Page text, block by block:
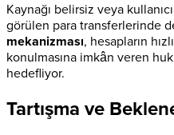
Kaynağı belirsiz veya
görülen para transferlerinde
mekanizması, hesapların
konulmasına imkân veren
hedefliyor.
Tartışma ve